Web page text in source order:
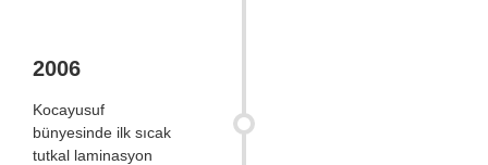
2006
Kocayusuf
bünyesinde ilk sıcak
tutkal laminasyon